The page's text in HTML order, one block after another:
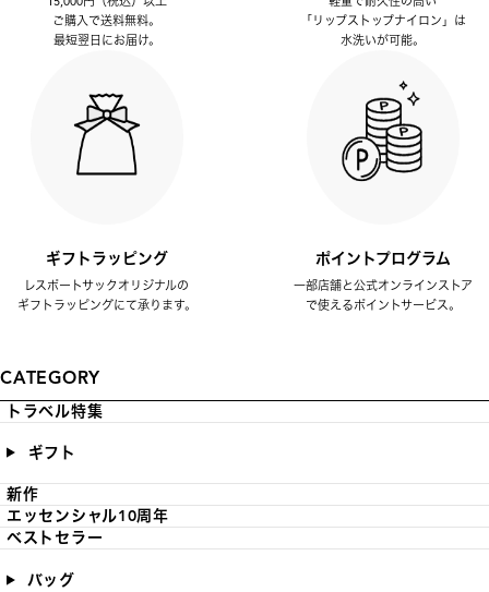
ご購入で送料無料。
最短翌日にお届け。
「リップストップナイロン」は
水洗いが可能。
ギフトラッピング
レスポートサックオリジナルの
ギフトラッピングにて承ります。
ポイントプログラム
一部店舗と公式オンラインストア
で使えるポイントサービス。
CATEGORY
トラベル特集
ギフト
新作
エッセンシャル10周年
ベストセラー
バッグ